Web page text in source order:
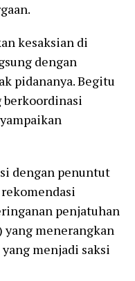
kesaksian di
dengan
pidananya. Begitu
berkoordinasi
dengan penuntut
penjatuhan
yang menerangkan
menjadi saksi